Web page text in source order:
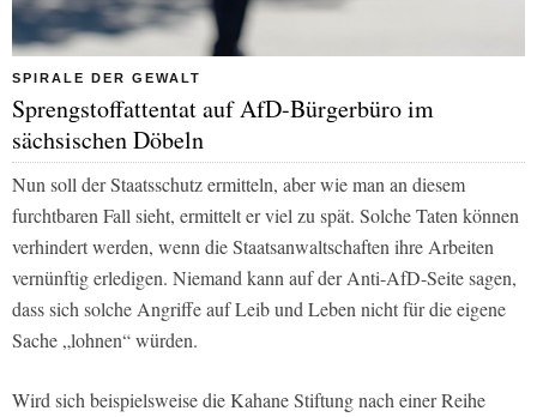
SPIRALE DER GEWALT
Sprengstoffattentat auf AfD-Bürgerbüro im
sächsischen Döbeln
Nun soll der Staatsschutz ermitteln, aber wie man an diesem
furchtbaren Fall sieht, ermittelt er viel zu spät. Solche Taten können
verhindert werden, wenn die Staatsanwaltschaften ihre Arbeiten
vernünftig erledigen. Niemand kann auf der Anti-AfD-Seite sagen,
dass sich solche Angriffe auf Leib und Leben nicht für die eigene
Sache „lohnen“ würden.
Wird sich beispielsweise die Kahane Stiftung nach einer Reihe